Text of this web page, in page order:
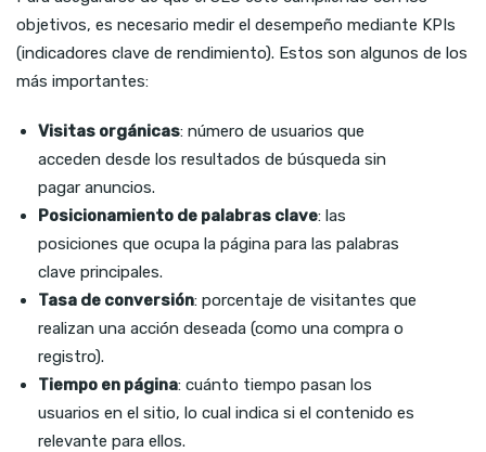
objetivos, es necesario medir el desempeño mediante KPIs
(indicadores clave de rendimiento). Estos son algunos de los
más importantes:
Visitas orgánicas: número de usuarios que
acceden desde los resultados de búsqueda sin
pagar anuncios.
Posicionamiento de palabras clave: las
posiciones que ocupa la página para las palabras
clave principales.
Tasa de conversión: porcentaje de visitantes que
realizan una acción deseada (como una compra o
registro).
Tiempo en página: cuánto tiempo pasan los
usuarios en el sitio, lo cual indica si el contenido es
relevante para ellos.